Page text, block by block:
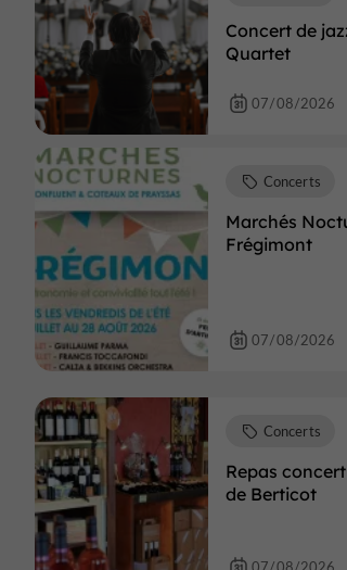
Concert de
Quartet
07/08/2026
Marchés
Frégimont
Concerts
07/08/2026
Repas
de Berticot
Concerts